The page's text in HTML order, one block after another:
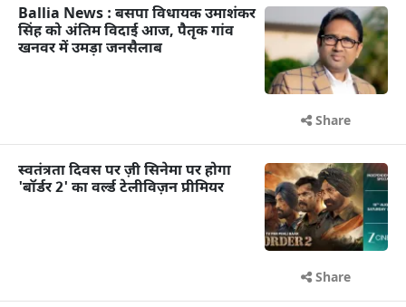
Ballia News : बसपा विधायक उमाशंकर
सिंह को अंतिम विदाई आज, पैतृक गांव
खनवर में उमड़ा जनसैलाब
Share
स्वतंत्रता दिवस पर ज़ी सिनेमा पर होगा
'बॉर्डर 2' का वर्ल्ड टेलीविज़न प्रीमियर
Share